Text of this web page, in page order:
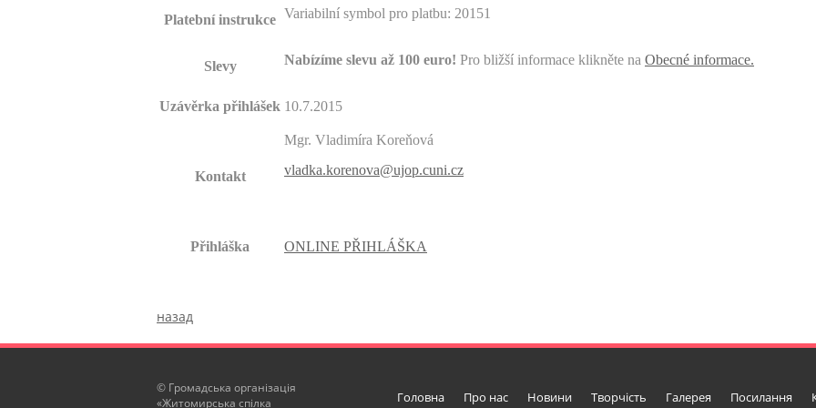
Platební instrukce Variabilní symbol pro platbu: 20151
Slevy Nabízíme slevu až 100 euro! Pro bližší informace klikněte na Obecné informace.
Uzávěrka přihlášek 10.7.2015
Kontakt
Mgr. Vladimíra Koreňová
vladka.korenova@ujop.cuni.cz
Přihláška ONLINE PŘIHLÁŠKA
назад
© Громадська організація
«Житомирська спілка
Головна Про нас Новини Творчість Галерея Посилання